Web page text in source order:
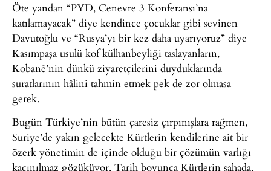
Öte yandan “PYD, Cenevre 3 Konferansı’na
katılamayacak” diye kendince çocuklar gibi sevinen
Davutoğlu ve “Rusya’yı bir kez daha uyarıyoruz” diye
Kasımpaşa usulü kof külhanbeyliği taslayanların,
Kobanê’nin dünkü ziyaretçilerini duyduklarında
suratlarının hâlini tahmin etmek pek de zor olmasa
gerek.
Bugün Türkiye’nin bütün çaresiz çırpınışlara rağmen,
Suriye’de yakın gelecekte Kürtlerin kendilerine ait bir
özerk yönetimin de içinde olduğu bir çözümün varlığı
kaçınılmaz gözüküyor. Tarih boyunca Kürtlerin sahada,